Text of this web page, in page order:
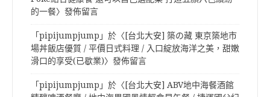
的一餐〉發佈留言
「pipijumpjump 」於〈 [台北大安] 築の藏 東京築地市
場丼飯店優質 / 平價日式料理 / 入口綻放海洋之美，甜嫩
滑口的享受(已歇業)〉發佈留言
「pipijumpjump 」於〈 [台北大安] ABV地中海餐酒館